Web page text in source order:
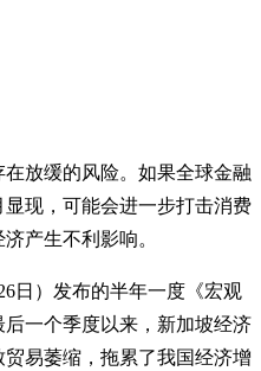
放缓的风险。如果全球金融
现，可能会进一步打击消费
产生不利影响。
日）发布的半年一度《宏观
一个季度以来，新加坡经济
易萎缩，拖累了我国经济增